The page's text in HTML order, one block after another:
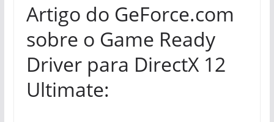
Artigo do GeForce.com
sobre o Game Ready
Driver para DirectX 12
Ultimate: